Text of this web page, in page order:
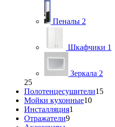
Пеналы 2
Шкафчики 1
Зеркала 2
25
Полотенцесушители15
Мойки кухонные10
Инсталляция1
Отражатели9